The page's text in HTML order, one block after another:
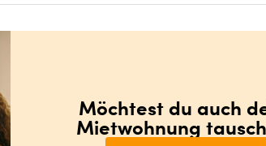
Möchtest du auch
Mietwohnung